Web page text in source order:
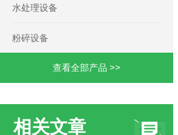
水处理设备
粉碎设备
查看全部产品 >>
相关文章